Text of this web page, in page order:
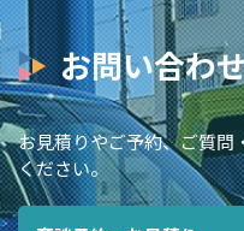
お問い合わ
お見積りやご予約、ご質問
ください。